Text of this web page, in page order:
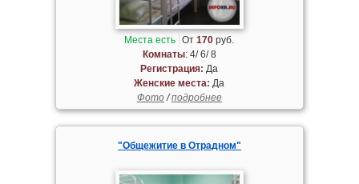
Места есть От170 руб.
Комнаты: 4/ 6/ 8
Регистрация: Да
Женские места: Да
Фото/подробнее
"Общежитие в Отрадном"